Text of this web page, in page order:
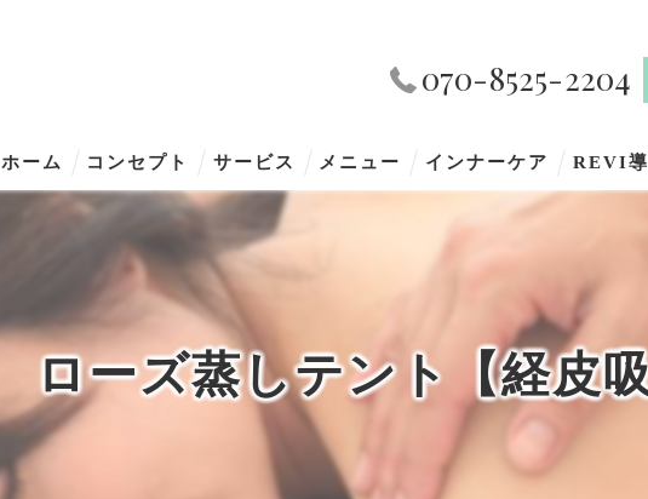
070-8525-2204
ホーム コンセプト サービス メニュー インナーケア REVI導
ローズ蒸しテント【経皮